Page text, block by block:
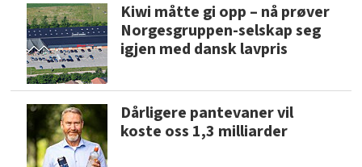
Kiwi måtte gi opp – nå prøver
Norgesgruppen-selskap seg
igjen med dansk lavpris
Dårligere pantevaner vil
koste oss 1,3 milliarder